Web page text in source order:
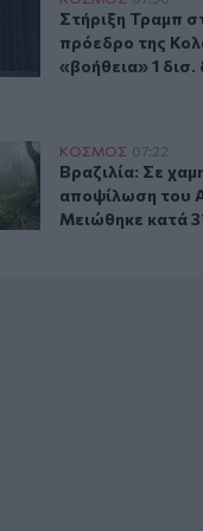
Στήριξη Τραμπ
Στήριξη Τραμπ
πρόεδρο της
«βοήθεια» 1
δεκαετίας η
ΚΟΣΜΟΣ 07:22
Βραζιλία: Σε
Βραζιλία: Σε
αποψίλωση του
Μειώθηκε κατά